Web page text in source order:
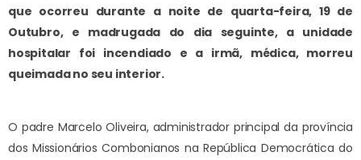
que ocorreu durante a noite de quarta-feira, 19 de
Outubro, e madrugada do dia seguinte, a unidade
hospitalar foi incendiado e a irmã, médica, morreu
queimada no seu interior.
O padre Marcelo Oliveira, administrador principal da província
dos Missionários Combonianos na República Democrática do